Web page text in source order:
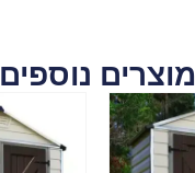
מוצרים נוספים